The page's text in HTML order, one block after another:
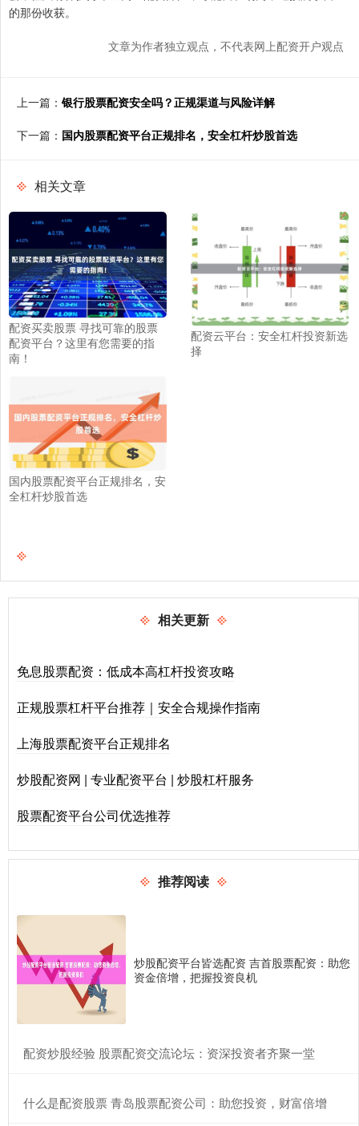
的那份收获。
文章为作者独立观点，不代表网上配资开户观点
上一篇： 银行股票配资安全吗？正规渠道与风险详解
下一篇： 国内股票配资平台正规排名，安全杠杆炒股首选
相关文章
配资买卖股票 寻找可靠的股票
配资平台？这里有您需要的指
南！
配资云平台：安全杠杆投资新选
择
国内股票配资平台正规排名，安
全杠杆炒股首选
相关更新
免息股票配资：低成本高杠杆投资攻略
正规股票杠杆平台推荐｜安全合规操作指南
上海股票配资平台正规排名
炒股配资网 | 专业配资平台 | 炒股杠杆服务
股票配资平台公司优选推荐
推荐阅读
炒股配资平台皆选配资 吉首股票配资：助您
资金倍增，把握投资良机
​配资炒股经验 股票配资交流论坛：资深投资者齐聚一堂
​什么是配资股票 青岛股票配资公司：助您投资，财富倍增